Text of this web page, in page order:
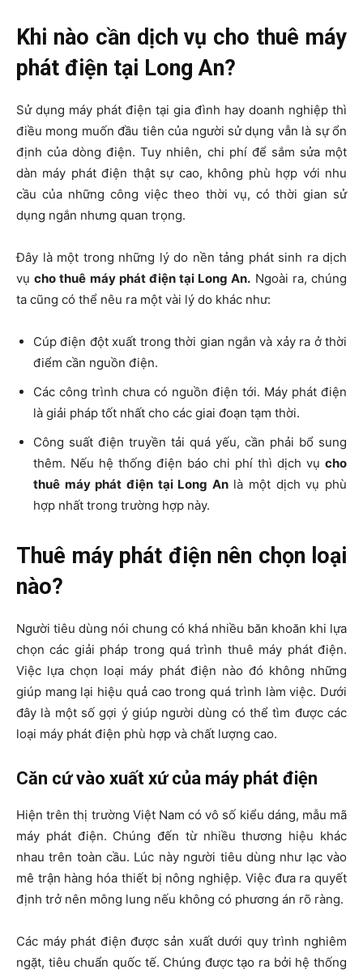
Khi nào cần dịch vụ cho thuê máy
phát điện tại Long An?
Sử dụng máy phát điện tại gia đình hay doanh nghiệp thì
điều mong muốn đầu tiên của người sử dụng vẫn là sự ổn
định của dòng điện. Tuy nhiên, chi phí để sắm sửa một
dàn máy phát điện thật sự cao, không phù hợp với nhu
cầu của những công việc theo thời vụ, có thời gian sử
dụng ngắn nhưng quan trọng.
Đây là một trong những lý do nền tảng phát sinh ra dịch
vụcho thuê máy phát điện tại Long An. Ngoài ra, chúng
ta cũng có thể nêu ra một vài lý do khác như:
Cúp điện đột xuất trong thời gian ngắn và xảy ra ở thời
điểm cần nguồn điện.
Các công trình chưa có nguồn điện tới. Máy phát điện
là giải pháp tốt nhất cho các giai đoạn tạm thời.
Công suất điện truyền tải quá yếu, cần phải bổ sung
thêm. Nếu hệ thống điện báo chi phí thì dịch vụ cho
thuê máy phát điện tại Long Anlà một dịch vụ phù
hợp nhất trong trường hợp này.
Thuê máy phát điện nên chọn loại
nào?
Người tiêu dùng nói chung có khá nhiều băn khoăn khi lựa
chọn các giải pháp trong quá trình thuê máy phát điện.
Việc lựa chọn loại máy phát điện nào đó không những
giúp mang lại hiệu quả cao trong quá trình làm việc. Dưới
đây là một số gợi ý giúp người dùng có thể tìm được các
loại máy phát điện phù hợp và chất lượng cao.
Căn cứ vào xuất xứ của máy phát điện
Hiện trên thị trường Việt Nam có vô số kiểu dáng, mẫu mã
máy phát điện. Chúng đến từ nhiều thương hiệu khác
nhau trên toàn cầu. Lúc này người tiêu dùng như lạc vào
mê trận hàng hóa thiết bị nông nghiệp. Việc đưa ra quyết
định trở nên mông lung nếu không có phương án rõ ràng.
Các máy phát điện được sản xuất dưới quy trình nghiêm
ngặt, tiêu chuẩn quốc tế. Chúng được tạo ra bởi hệ thống